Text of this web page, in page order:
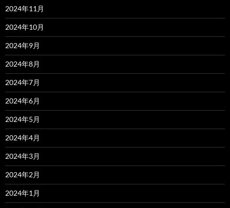
2024年11月
2024年10月
2024年9月
2024年8月
2024年7月
2024年6月
2024年5月
2024年4月
2024年3月
2024年2月
2024年1月